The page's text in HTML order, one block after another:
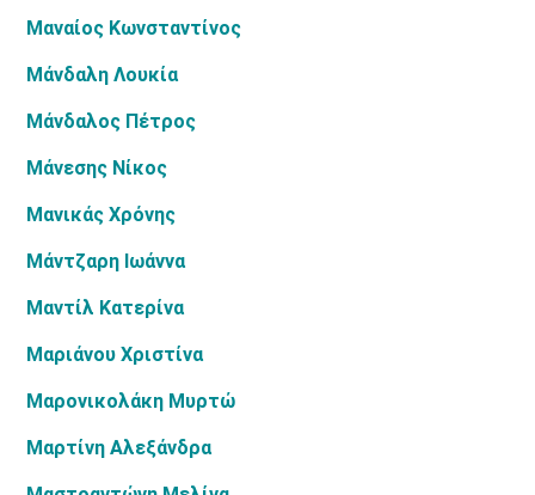
Μαναίος Κωνσταντίνος
Μάνδαλη Λουκία
Μάνδαλος Πέτρος
Μάνεσης Νίκος
Μανικάς Χρόνης
Μάντζαρη Ιωάννα
Μαντίλ Κατερίνα
Μαριάνου Χριστίνα
Μαρονικολάκη Μυρτώ
Μαρτίνη Αλεξάνδρα